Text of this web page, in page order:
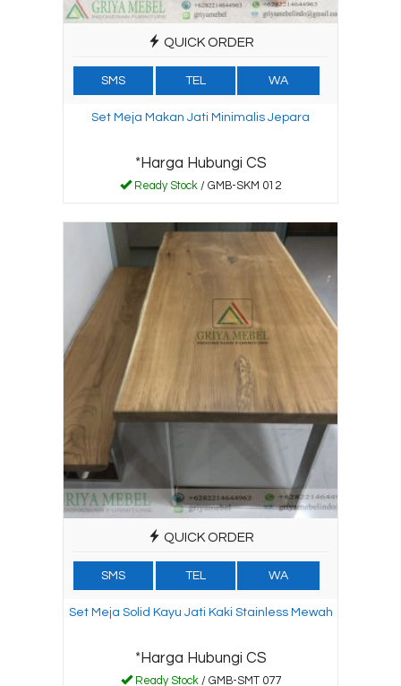
QUICK ORDER
SMS TEL WA
Set Meja Makan Jati Minimalis Jepara
*Harga Hubungi CS
Ready Stock / GMB-SKM 012
QUICK ORDER
SMS TEL WA
Set Meja Solid Kayu Jati Kaki Stainless Mewah
*Harga Hubungi CS
Ready Stock/ GMB-SMT 077